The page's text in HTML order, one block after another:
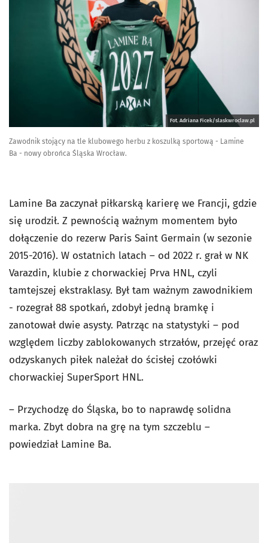
Fot. Adriana Ficek/slaskwroclaw.pl
Zawodnik stojący na tle klubowego herbu z koszulką sportową - Lamine
Ba - nowy obrońca Śląska Wrocław.
Lamine Ba zaczynał piłkarską karierę we Francji, gdzie
się urodził. Z pewnością ważnym momentem było
dołączenie do rezerw Paris Saint Germain (w sezonie
2015-2016). W ostatnich latach – od 2022 r. grał w NK
Varazdin, klubie z chorwackiej Prva HNL, czyli
tamtejszej ekstraklasy. Był tam ważnym zawodnikiem
- rozegrał 88 spotkań, zdobył jedną bramkę i
zanotował dwie asysty. Patrząc na statystyki – pod
względem liczby zablokowanych strzałów, przejęć oraz
odzyskanych piłek należał do ścisłej czołówki
chorwackiej SuperSport HNL.
– Przychodzę do Śląska, bo to naprawdę solidna
marka. Zbyt dobra na grę na tym szczeblu –
powiedział Lamine Ba.